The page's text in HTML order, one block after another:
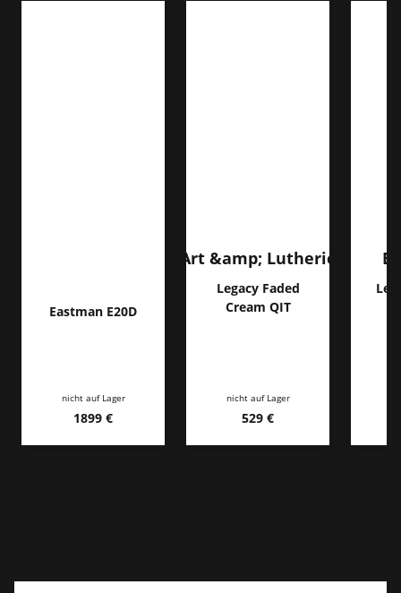
Eastman E20D
nicht auf Lager
1899 €
Art &amp; Lutherie
Legacy Faded
Cream QIT
nicht auf Lager
529 €